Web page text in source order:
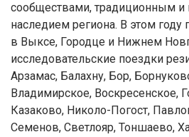
сообществами, традиционным и
наследием региона. В этом году
в Выксе, Городце и Нижнем
исследовательские поездки
Арзамас, Балахну, Бор,
Владимирское, Воскресенское,
Казаково, Николо-Погост,
Семенов, Светлояр, Тоншаево,